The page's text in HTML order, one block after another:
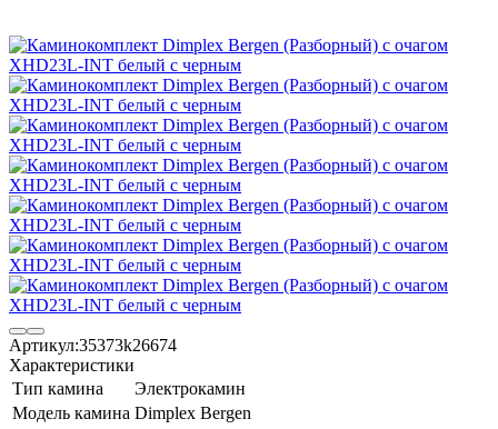
Артикул:35373k26674
Характеристики
Тип камина
Электрокамин
Модель камина Dimplex Bergen